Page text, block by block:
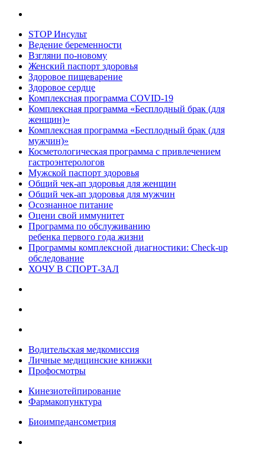
STOP Инсульт
Ведение беременности
Взгляни по-новому
Женский паспорт здоровья
Здоровое пищеварение
Здоровое сердце
Комплексная программа COVID-19
Комплексная программа «Бесплодный брак (для
женщин)»
Комплексная программа «Бесплодный брак (для
мужчин)»
Косметологическая программа с привлечением
гастроэнтерологов
Мужской паспорт здоровья
Общий чек-ап здоровья для женщин
Общий чек-ап здоровья для мужчин
Осознанное питание
Оцени свой иммунитет
Программа по обслуживанию
ребенка первого года жизни
Программы комплексной диагностики: Check-up
обследование
ХОЧУ В CПОРТ-ЗАЛ
Водительская медкомиссия
Личные медицинские книжки
Профосмотры
Кинезиотейпирование
Фармакопунктура
Биоимпедансометрия